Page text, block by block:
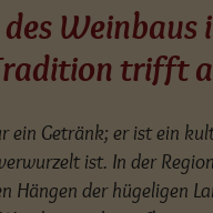
trifft
ein Getränk; er ist ein
ist. In der
Hängen der hügeligen